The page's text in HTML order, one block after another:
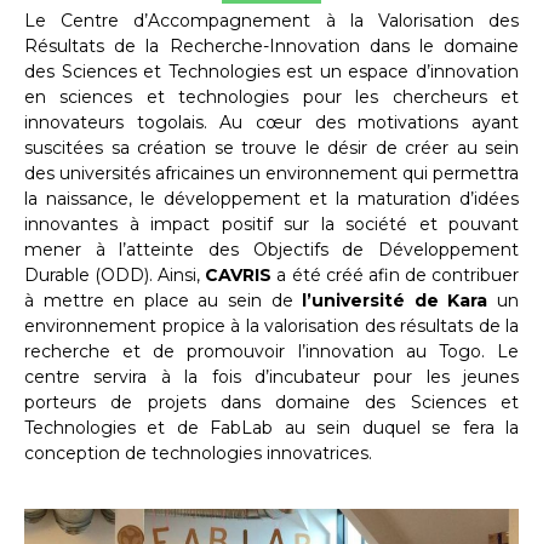
Le Centre d’Accompagnement à la Valorisation des
Résultats de la Recherche-Innovation dans le domaine
des Sciences et Technologies est un espace d’innovation
en sciences et technologies pour les chercheurs et
innovateurs togolais. Au cœur des motivations ayant
suscitées sa création se trouve le désir de créer au sein
des universités africaines un environnement qui permettra
la naissance, le développement et la maturation d’idées
innovantes à impact positif sur la société et pouvant
mener à l’atteinte des Objectifs de Développement
Durable (ODD). Ainsi, CAVRIS a été créé afin de contribuer
à mettre en place au sein de
l’université de Kara un
environnement propice à la valorisation des résultats de la
recherche et de promouvoir l’innovation au Togo. Le
centre servira à la fois d’incubateur pour les jeunes
porteurs de projets dans domaine des Sciences et
Technologies et de FabLab au sein duquel se fera la
conception de technologies innovatrices.